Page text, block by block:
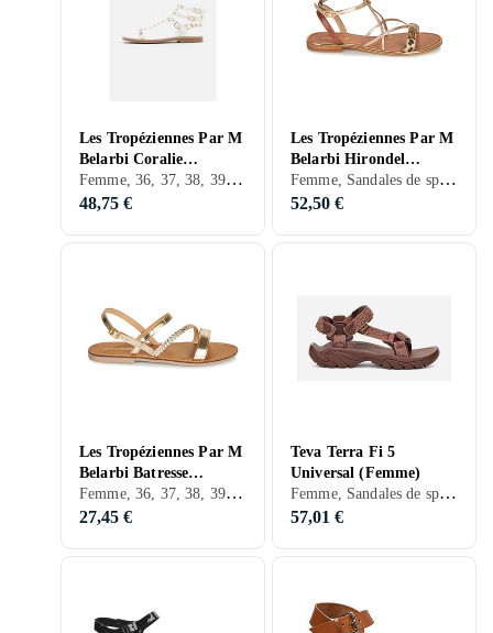
Les Tropéziennes Par M
Belarbi Coralie
(Femme)
Femme, 36, 37, 38, 39, 40, 41, 39,5, Noir, Blanc, Argent, Marron, Jaune, Beige, Kaki, Cuir
48,75 €
Les Tropéziennes Par M
Belarbi Hirondel
(Femme)
Femme, Sandales de sport, 36, 37, 38, 39, 40, 41, 39,5, Noir, Blanc, Marron, Bleu, Jaune, Orange, Cuir
52,50 €
Les Tropéziennes Par M
Belarbi Batresse
(Femme)
Femme, 36, 37, 38, 39, 40, 41, 43, 36,5, 38,5, 35, 35,5, Noir, Blanc, Argent, Gris, Marron, Bleu, Jaune, Orange, Beige, Kaki, Cuir
27,45 €
Teva Terra Fi 5
Universal (Femme)
Femme, Sandales de sport, Sandales de randonnée, 36, 37, 38, 39, 40, 41, 42, 43, 44, 45, 36,5, 38,5, 40,5, 42,5, 44,5, 45,5, 48,5, 41,5, 39,5, 37,5, Noir, Gris, Marron, Bleu, Rouge, Vert, Beige, Cuir, Maille, Synthétique, Toiles, Tissu/Textile, Néoprène
57,01 €